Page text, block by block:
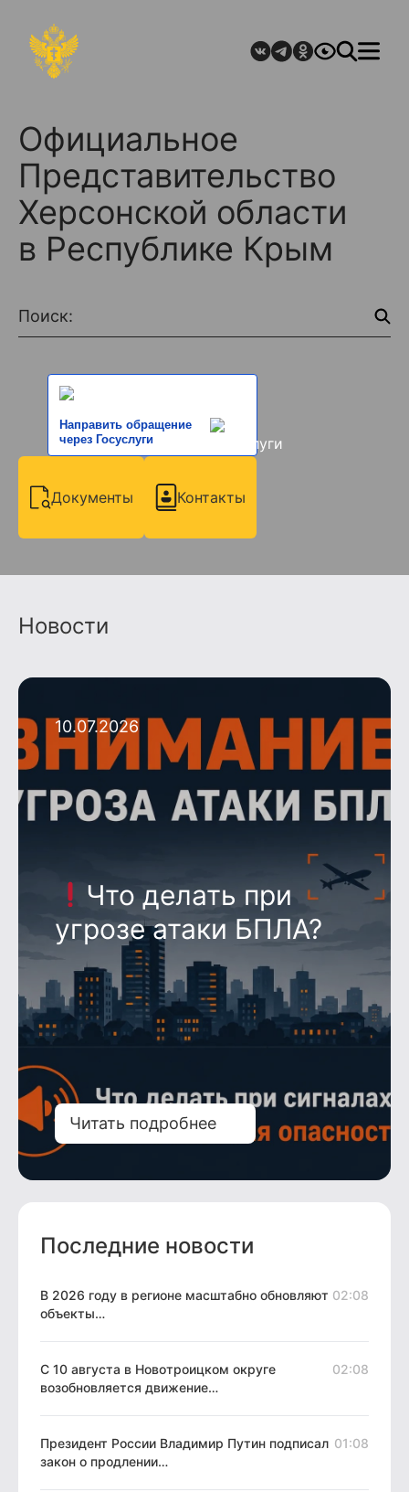
Официальное
Представительство
Херсонской области
в Республике Крым
Поиск:
Направить обращение
через Госуслуги
Документы Контакты
Новости
10.07.2026
Что делать при
угрозе атаки БПЛА?
Читать подробнее
Последние новости
В 2026 году в регионе масштабно обновляют
объекты…
02:08
С 10 августа в Новотроицком округе
возобновляется движение…
02:08
Президент России Владимир Путин подписал
закон о продлении…
01:08